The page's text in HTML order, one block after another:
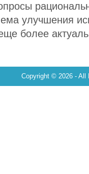
улучшения
более
Copyright © 2026 - All